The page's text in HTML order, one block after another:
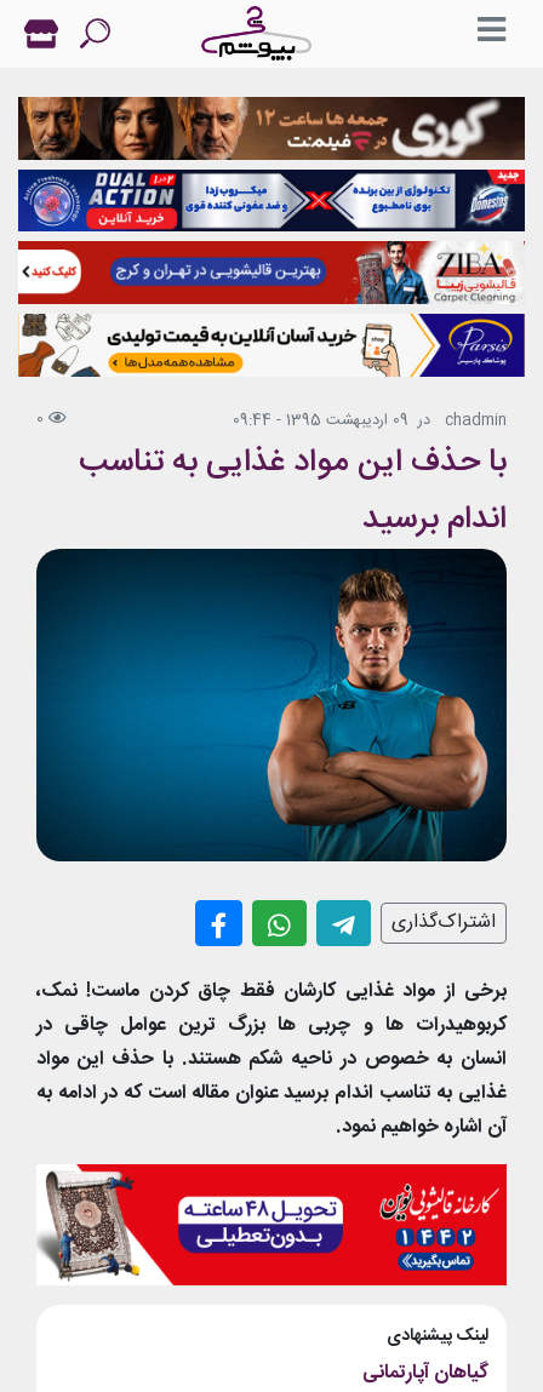
chadmin در 09 اردیبهشت 1395 - 09:44 0
با حذف این مواد غذایی به تناسب
اندام برسید
اشتراک‌گذاری
برخی از مواد غذایی کارشان فقط چاق کردن ماست! نمک،
کربوهیدرات ها و چربی ها بزرگ ترین عوامل چاقی در
انسان به خصوص در ناحیه شکم هستند. با حذف این مواد
غذایی به تناسب اندام برسید عنوان مقاله است که در ادامه به
آن اشاره خواهیم نمود.
لینک پیشنهادی
گیاهان آپارتمانی